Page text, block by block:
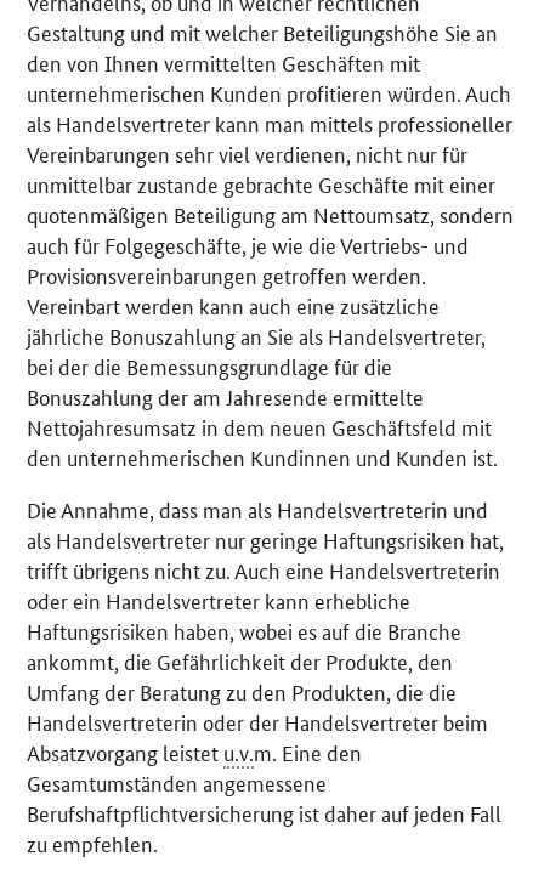
Gestaltung und mit welcher Beteiligungshöhe Sie an
den von Ihnen vermittelten Geschäften mit
unternehmerischen Kunden profitieren würden. Auch
als Handelsvertreter kann man mittels professioneller
Vereinbarungen sehr viel verdienen, nicht nur für
unmittelbar zustande gebrachte Geschäfte mit einer
quotenmäßigen Beteiligung am Nettoumsatz, sondern
auch für Folgegeschäfte, je wie die Vertriebs- und
Provisionsvereinbarungen getroffen werden.
Vereinbart werden kann auch eine zusätzliche
jährliche Bonuszahlung an Sie als Handelsvertreter,
bei der die Bemessungsgrundlage für die
Bonuszahlung der am Jahresende ermittelte
Nettojahresumsatz in dem neuen Geschäftsfeld mit
den unternehmerischen Kundinnen und Kunden ist.
Die Annahme, dass man als Handelsvertreterin und
als Handelsvertreter nur geringe Haftungsrisiken hat,
trifft übrigens nicht zu. Auch eine Handelsvertreterin
oder ein Handelsvertreter kann erhebliche
Haftungsrisiken haben, wobei es auf die Branche
ankommt, die Gefährlichkeit der Produkte, den
Umfang der Beratung zu den Produkten, die die
Handelsvertreterin oder der Handelsvertreter beim
Absatzvorgang leistet u.v.m. Eine den
Gesamtumständen angemessene
Berufshaftpflichtversicherung ist daher auf jeden Fall
zu empfehlen.